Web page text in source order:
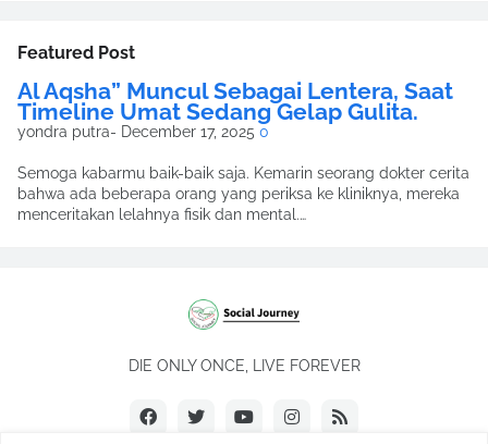
Featured Post
Al Aqsha” Muncul Sebagai Lentera, Saat
Timeline Umat Sedang Gelap Gulita.
yondra putra- December 17, 2025 0
Semoga kabarmu baik-baik saja. Kemarin seorang dokter cerita
bahwa ada beberapa orang yang periksa ke kliniknya, mereka
menceritakan lelahnya fisik dan mental.…
DIE ONLY ONCE, LIVE FOREVER